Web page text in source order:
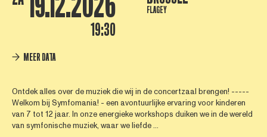
19:30
FLAGEY
MEER DATA
Ontdek alles over de muziek die wij in de concertzaal brengen! -----
Welkom bij Symfomania! - een avontuurlijke ervaring voor kinderen
van 7 tot 12 jaar. In onze energieke workshops duiken we in de wereld
van symfonische muziek, waar we liefde ...